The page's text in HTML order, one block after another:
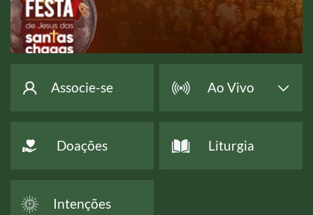
Associe-se Ao Vivo
Doações Liturgia
Intenções